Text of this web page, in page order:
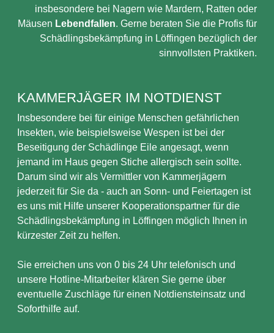
insbesondere bei Nagern wie Mardern, Ratten oder
Mäusen Lebendfallen. Gerne beraten Sie die Profis für
Schädlingsbekämpfung in Löffingen bezüglich der
sinnvollsten Praktiken.
KAMMERJÄGER IM NOTDIENST
Insbesondere bei für einige Menschen gefährlichen
Insekten, wie beispielsweise Wespen ist bei der
Beseitigung der Schädlinge Eile angesagt, wenn
jemand im Haus gegen Stiche allergisch sein sollte.
Darum sind wir als Vermittler von Kammerjägern
jederzeit für Sie da - auch an Sonn- und Feiertagen ist
es uns mit Hilfe unserer Kooperationspartner für die
Schädlingsbekämpfung in Löffingen möglich Ihnen in
kürzester Zeit zu helfen.
Sie erreichen uns von 0 bis 24 Uhr telefonisch und
unsere Hotline-Mitarbeiter klären Sie gerne über
eventuelle Zuschläge für einen Notdiensteinsatz und
Soforthilfe auf.